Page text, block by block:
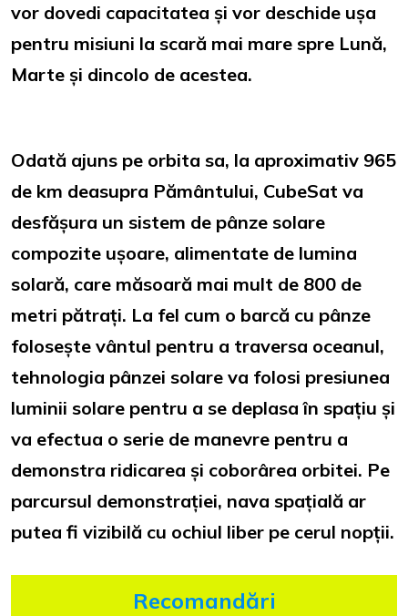
vor dovedi capacitatea și vor deschide ușa
pentru misiuni la scară mai mare spre Lună,
Marte și dincolo de acestea.
Odată ajuns pe orbita sa, la aproximativ 965
de km deasupra Pământului, CubeSat va
desfășura un sistem de pânze solare
compozite ușoare, alimentate de lumina
solară, care măsoară mai mult de 800 de
metri pătrați. La fel cum o barcă cu pânze
folosește vântul pentru a traversa oceanul,
tehnologia pânzei solare va folosi presiunea
luminii solare pentru a se deplasa în spațiu și
va efectua o serie de manevre pentru a
demonstra ridicarea și coborârea orbitei. Pe
parcursul demonstrației, nava spațială ar
putea fi vizibilă cu ochiul liber pe cerul nopții.
Recomandări